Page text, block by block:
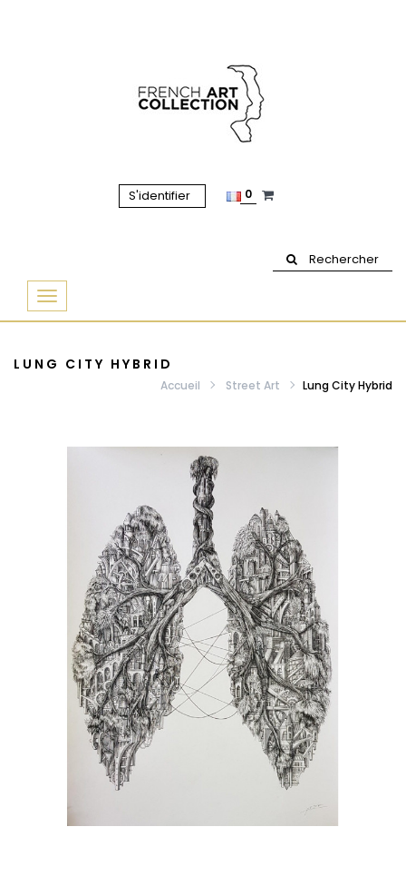
S'identifier 0
Rechercher
Basculer
la
LUNG CITY HYBRID
Accueil Street Art Lung City Hybrid